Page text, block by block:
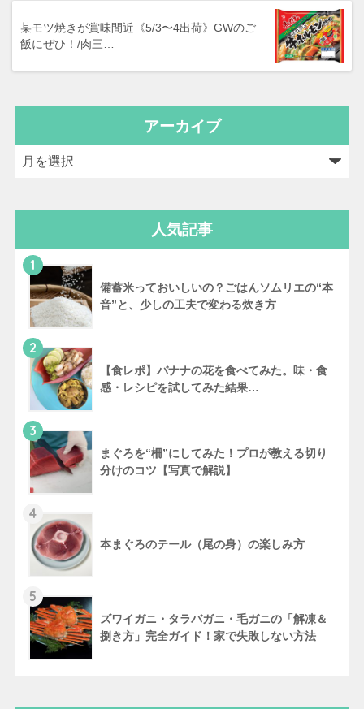
某モツ焼きが賞味間近《5/3〜4出荷》GWのご
飯にぜひ！/肉三…
アーカイブ
人気記事
1
備蓄米っておいしいの？ごはんソムリエの“本
音”と、少しの工夫で変わる炊き方
2
【食レポ】バナナの花を食べてみた。味・食
感・レシピを試してみた結果…
3
まぐろを“柵”にしてみた！プロが教える切り
分けのコツ【写真で解説】
4
本まぐろのテール（尾の身）の楽しみ方
5
ズワイガニ・タラバガニ・毛ガニの「解凍＆
捌き方」完全ガイド！家で失敗しない方法